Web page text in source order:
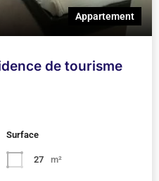
Appartement
de tourisme
Surface
27 m²